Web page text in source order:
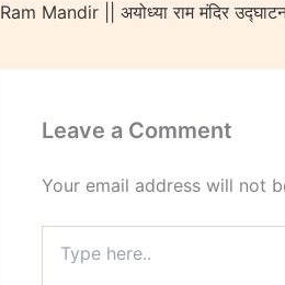
Ram Mandir || अयोध्या राम मंदिर
Leave a Comment
Your email address will not
here..